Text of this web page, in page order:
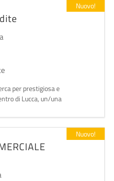
per prestigiosa e
di Lucca, un/una
si occuperà di: •
•
gioielleria e supporto
con il cliente
Nuovo!
Nuovo!